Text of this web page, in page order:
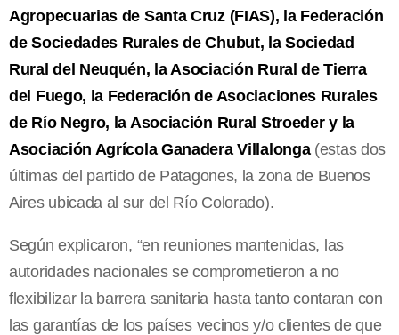
Agropecuarias de Santa Cruz (FIAS), la Federación
de Sociedades Rurales de Chubut, la Sociedad
Rural del Neuquén, la Asociación Rural de Tierra
del Fuego, la Federación de Asociaciones Rurales
de Río Negro, la Asociación Rural Stroeder y la
Asociación Agrícola Ganadera Villalonga(estas dos
últimas del partido de Patagones, la zona de Buenos
Aires ubicada al sur del Río Colorado).
Según explicaron, “en reuniones mantenidas, las
autoridades nacionales se comprometieron a no
flexibilizar la barrera sanitaria hasta tanto contaran con
las garantías de los países vecinos y/o clientes de que